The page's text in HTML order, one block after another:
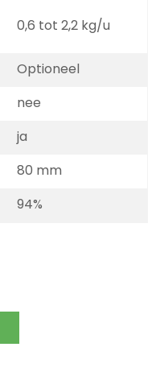
0,6 tot 2,2 kg/u
Optioneel
nee
ja
80 mm
94%